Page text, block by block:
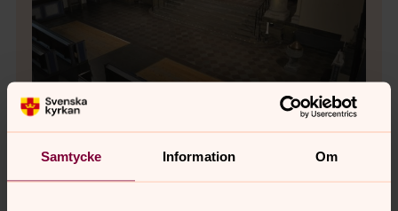
Samtycke Information Om
Ingen scen.